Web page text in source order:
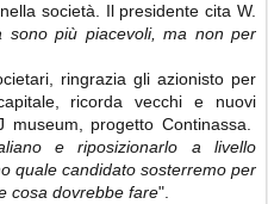
società. Il presidente cita W.
sono più piacevoli, ma non per
ringrazia gli azionisto per
ricorda vecchi e nuovi
progetto Continassa.
e riposizionarlo a livello
quale candidato sosterremo per
cosa dovrebbe fare".